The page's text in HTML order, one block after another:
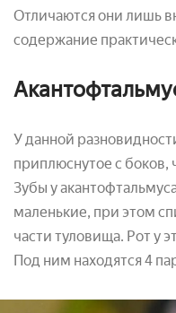
Отличаются они лишь
содержание
У данной
приплюснутое с боков,
Зубы у
маленькие, при этом
части туловища. Рот у
Под ним находятся 4